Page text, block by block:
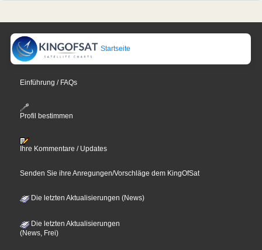
Startseite
Einführung / FAQs
Profil bestimmen
Ihre Kommentare / Updates
Senden Sie ihre Anregungen/Vorschläge dem KingOfSat
Die letzten Aktualisierungen (News)
Die letzten Aktualisierungen
(News, Frei)